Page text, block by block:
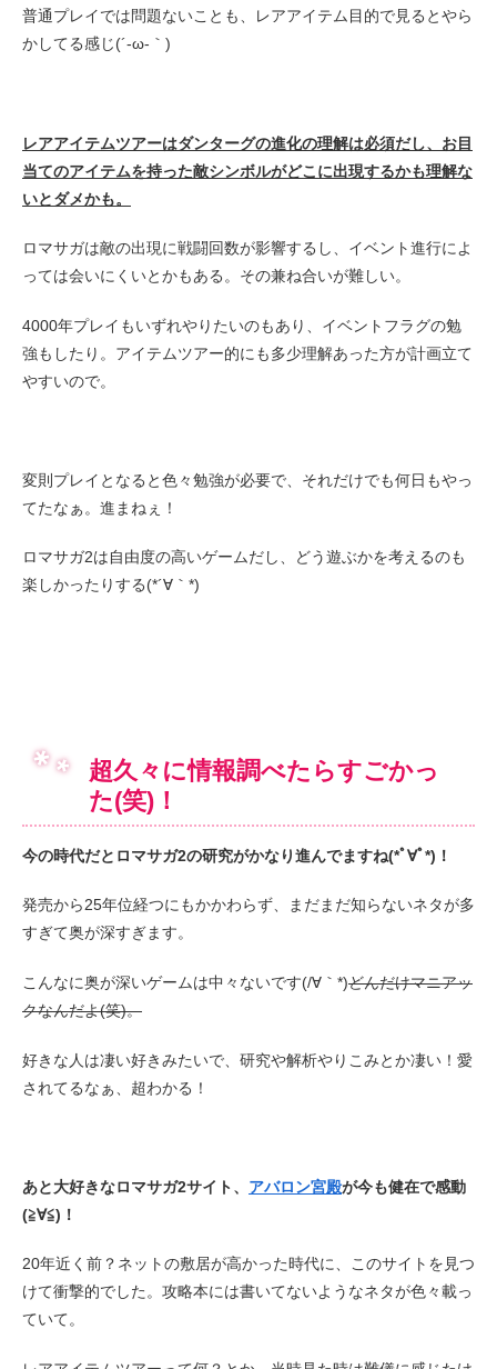
普通プレイでは問題ないことも、レアアイテム目的で見るとやら
かしてる感じ(´-ω-｀)
レアアイテムツアーはダンターグの進化の理解は必須だし、お目
当てのアイテムを持った敵シンボルがどこに出現するかも理解な
いとダメかも。
ロマサガは敵の出現に戦闘回数が影響するし、イベント進行によ
っては会いにくいとかもある。その兼ね合いが難しい。
4000年プレイもいずれやりたいのもあり、イベントフラグの勉
強もしたり。アイテムツアー的にも多少理解あった方が計画立て
やすいので。
変則プレイとなると色々勉強が必要で、それだけでも何日もやっ
てたなぁ。進まねぇ！
ロマサガ2は自由度の高いゲームだし、どう遊ぶかを考えるのも
楽しかったりする(*´∀｀*)
超久々に情報調べたらすごかっ
た(笑)！
今の時代だとロマサガ2の研究がかなり進んでますね(*ﾟ∀ﾟ*)！
発売から25年位経つにもかかわらず、まだまだ知らないネタが多
すぎて奥が深すぎます。
こんなに奥が深いゲームは中々ないです(/∀｀*)どんだけマニアッ
クなんだよ(笑)。
好きな人は凄い好きみたいで、研究や解析やりこみとか凄い！愛
されてるなぁ、超わかる！
あと大好きなロマサガ2サイト、 アバロン宮殿が今も健在で感動
(≧∀≦)！
20年近く前？ネットの敷居が高かった時代に、このサイトを見つ
けて衝撃的でした。攻略本には書いてないようなネタが色々載っ
ていて。